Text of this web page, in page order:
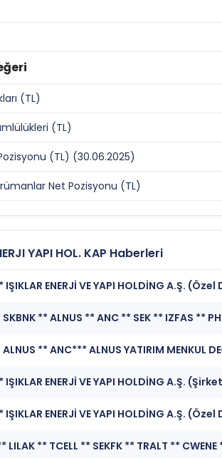
(TL)
(TL)
(TL) (30.06.2025)
Net Pozisyonu (TL)
YAPI HOL. KAP Haberleri
IŞIKLAR ENERJİ VE YAPI HOLDİNG A.Ş.
** ANC*** ALNUS YATIRIM MENKUL
IŞIKLAR ENERJİ VE YAPI HOLDİNG A.Ş.
IŞIKLAR ENERJİ VE YAPI HOLDİNG A.Ş.